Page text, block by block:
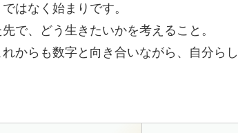
はなく始まりです。
で、どう生きたいかを考えること。
からも数字と向き合いながら、自分ら